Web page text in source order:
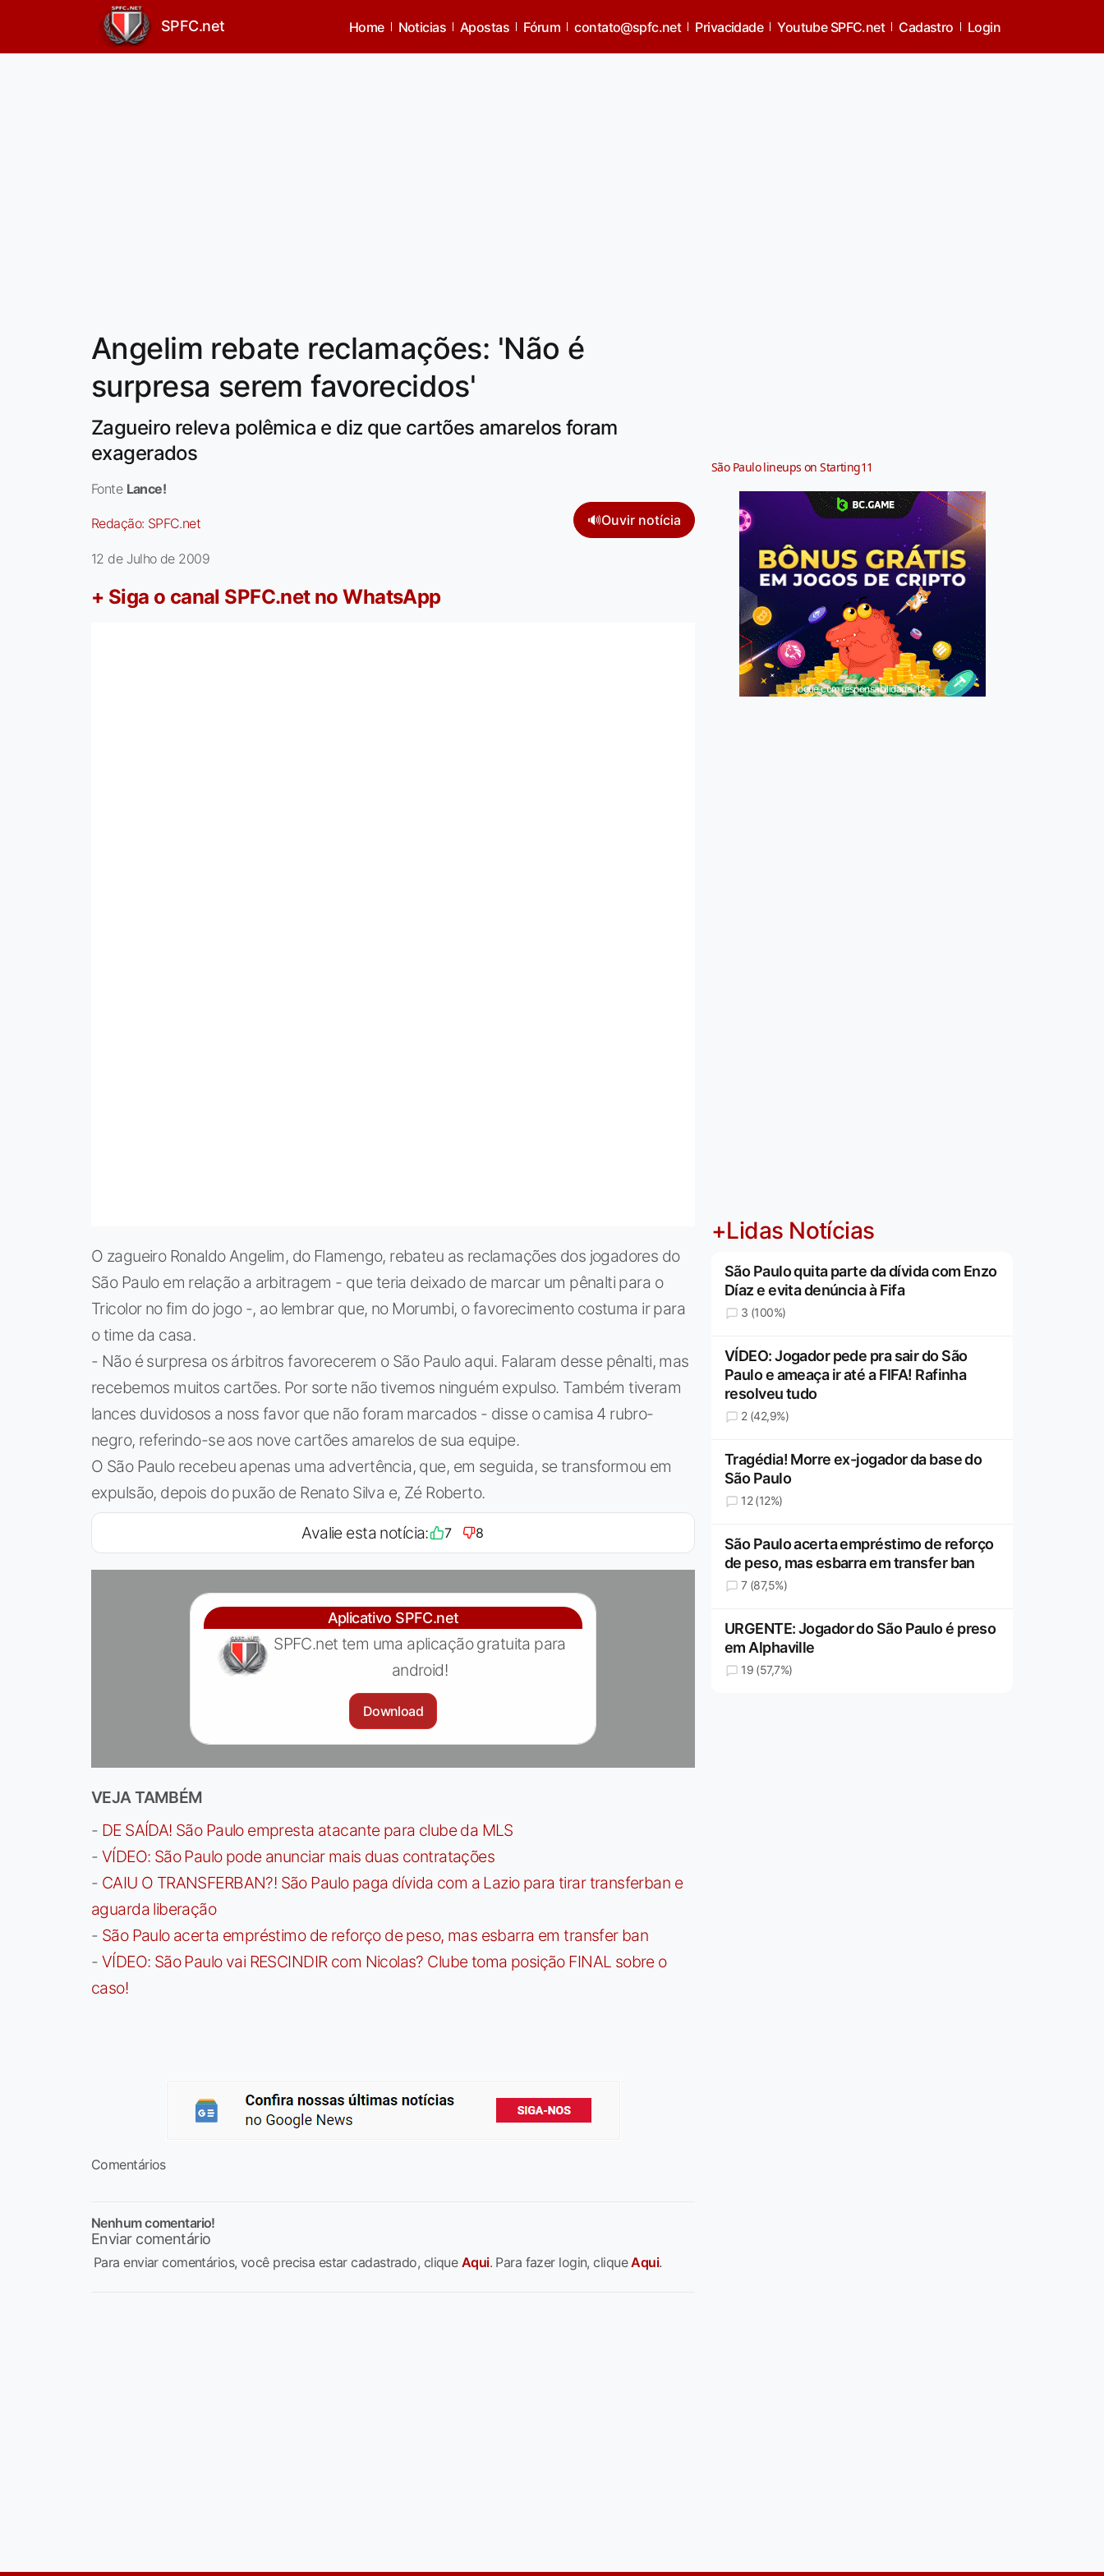
SPFC.net Home Noticias Apostas Fórum contato@spfc.net Privacidade Youtube SPFC.net Cadastro Login
Angelim rebate reclamações: 'Não é
surpresa serem favorecidos'
Zagueiro releva polêmica e diz que cartões amarelos foram
exagerados
Fonte Lance!
Redação: SPFC.net 🔊Ouvir notícia
12 de Julho de 2009
+ Siga o canal SPFC.net no WhatsApp
O zagueiro Ronaldo Angelim, do Flamengo, rebateu as reclamações dos jogadores do
São Paulo em relação a arbitragem - que teria deixado de marcar um pênalti para o
Tricolor no fim do jogo -, ao lembrar que, no Morumbi, o favorecimento costuma ir para
o time da casa.
- Não é surpresa os árbitros favorecerem o São Paulo aqui. Falaram desse pênalti, mas
recebemos muitos cartões. Por sorte não tivemos ninguém expulso. Também tiveram
lances duvidosos a noss favor que não foram marcados - disse o camisa 4 rubro-
negro, referindo-se aos nove cartões amarelos de sua equipe.
O São Paulo recebeu apenas uma advertência, que, em seguida, se transformou em
expulsão, depois do puxão de Renato Silva e, Zé Roberto.
Avalie esta notícia: 7 8
Aplicativo SPFC.net
SPFC.net tem uma aplicação gratuita para
android!
Download
VEJA TAMBÉM
- DE SAÍDA! São Paulo empresta atacante para clube da MLS
- VÍDEO: São Paulo pode anunciar mais duas contratações
- CAIU O TRANSFERBAN?! São Paulo paga dívida com a Lazio para tirar transferban e
aguarda liberação
- São Paulo acerta empréstimo de reforço de peso, mas esbarra em transfer ban
- VÍDEO: São Paulo vai RESCINDIR com Nicolas? Clube toma posição FINAL sobre o
caso!
Comentários
Nenhum comentario!
Enviar comentário
Para enviar comentários, você precisa estar cadastrado, clique Aqui. Para fazer login, cliqueAqui.
São Paulo lineups on Starting11
Jogue com responsabilidade. 18+
+Lidas Notícias
São Paulo quita parte da dívida com Enzo
Díaz e evita denúncia à Fifa
3 (100%)
VÍDEO: Jogador pede pra sair do São
Paulo e ameaça ir até a FIFA! Rafinha
resolveu tudo
2 (42,9%)
Tragédia! Morre ex-jogador da base do
São Paulo
12 (12%)
São Paulo acerta empréstimo de reforço
de peso, mas esbarra em transfer ban
7 (87,5%)
URGENTE: Jogador do São Paulo é preso
em Alphaville
19 (57,7%)